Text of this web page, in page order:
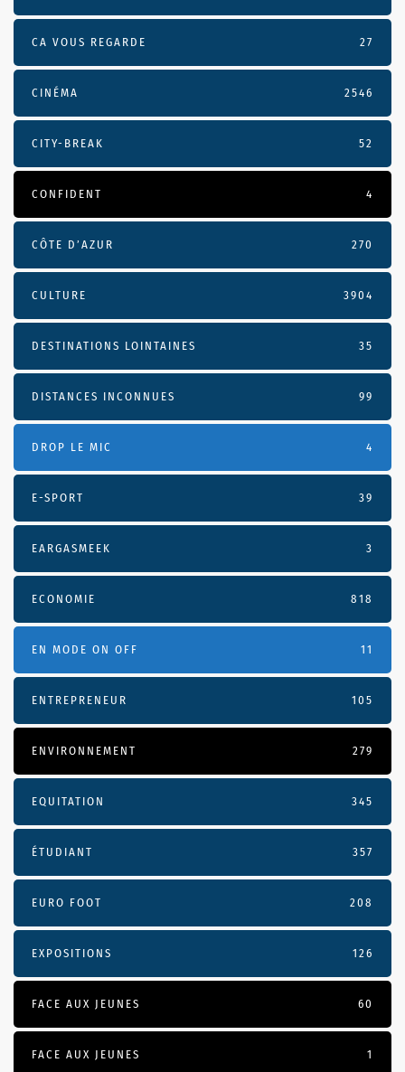
CA VOUS REGARDE 27
CINÉMA 2546
CITY-BREAK 52
CONFIDENT 4
CÔTE D’AZUR 270
CULTURE 3904
DESTINATIONS LOINTAINES 35
DISTANCES INCONNUES 99
DROP LE MIC 4
E-SPORT 39
EARGASMEEK 3
ECONOMIE 818
EN MODE ON OFF 11
ENTREPRENEUR 105
ENVIRONNEMENT 279
EQUITATION 345
ÉTUDIANT 357
EURO FOOT 208
EXPOSITIONS 126
FACE AUX JEUNES 60
FACE AUX JEUNES 1